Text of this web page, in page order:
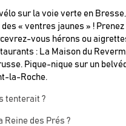
sur la voie verte en Bresse,
« ventres jaunes » ! Prenez
vous hérons ou
: La Maison du
Pique-nique sur un
la-Roche.
tenterait ?
Reine des Prés ?